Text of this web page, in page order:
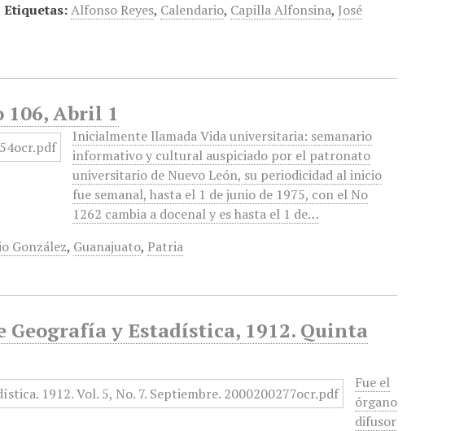
Etiquetas:Alfonso Reyes, Calendario, Capilla Alfonsina, José
106, Abril 1
Inicialmente llamada Vida universitaria: semanario
informativo y cultural auspiciado por el patronato
universitario de Nuevo León, su periodicidad al inicio
fue semanal, hasta el 1 de junio de 1975, con el No
1262 cambia a docenal y es hasta el 1 de…
González, Guanajuato, Patria
y Estadística, 1912. Quinta
Fue el
órgano
difusor